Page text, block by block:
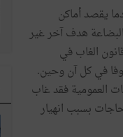
يقصد أماكن
البضاعة هدف آخر غير
الغاب في
في كل آن وحين.
العمومية فقد غاب
بسبب انهيار